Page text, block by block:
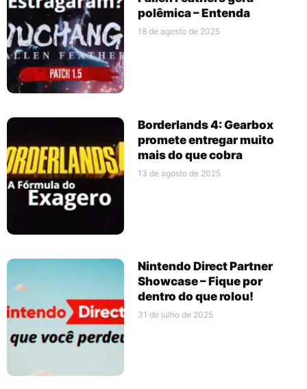
polêmica – Entenda
18 de agosto de 2025
Borderlands 4: Gearbox
promete entregar muito
mais do que cobra
13 de agosto de 2025
Nintendo Direct Partner
Showcase – Fique por
dentro do que rolou!
31 de julho de 2025